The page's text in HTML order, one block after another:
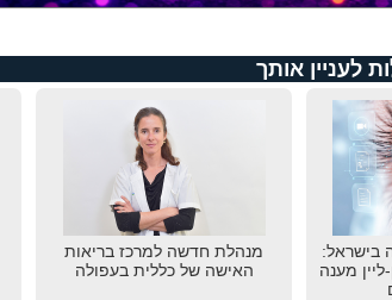
לעניין אותך
בישראל:
ליין מענה
מנהלת חדשה למרכז בריאות
האישה של כללית בעפולה